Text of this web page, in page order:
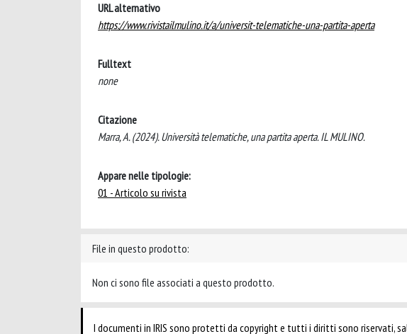
URL alternativo
https://www.rivistailmulino.it/a/universit-telematiche-una-partita-aperta
Fulltext
none
Citazione
Marra, A. (2024). Università telematiche, una partita aperta. IL MULINO.
Appare nelle tipologie:
01 - Articolo su rivista
File in questo prodotto:
Non ci sono file associati a questo prodotto.
I documenti in IRIS sono protetti da copyright e tutti i diritti sono riservati,